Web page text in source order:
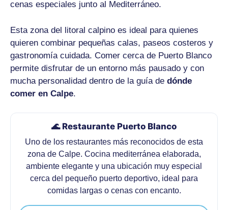
cenas especiales junto al Mediterráneo.
Esta zona del litoral calpino es ideal para quienes
quieren combinar pequeñas calas, paseos costeros y
gastronomía cuidada. Comer cerca de Puerto Blanco
permite disfrutar de un entorno más pausado y con
mucha personalidad dentro de la guía de dónde
comer en Calpe.
🌊 Restaurante Puerto Blanco
Uno de los restaurantes más reconocidos de esta
zona de Calpe. Cocina mediterránea elaborada,
ambiente elegante y una ubicación muy especial
cerca del pequeño puerto deportivo, ideal para
comidas largas o cenas con encanto.